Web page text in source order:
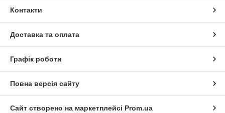
Контакти
Доставка та оплата
Графік роботи
Повна версія сайту
Сайт створено на маркетплейсі Prom.ua